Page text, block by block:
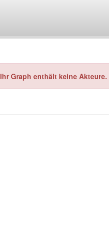
Ihr Graph enthält keine Akteure.